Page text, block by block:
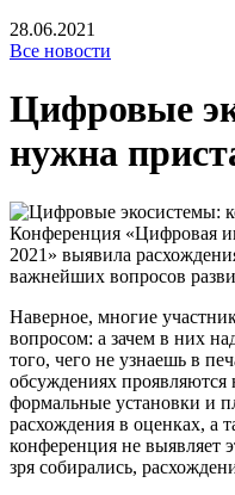
28.06.2021
Все новости
Цифровые
нужна
Конференция «Цифровая
2021» выявила
важнейших вопросов
Наверное, многие
вопросом: а зачем в них
того, чего не узнаешь в
обсуждениях проявляются
формальные установки и
расхождения в оценках, а
конференция не выявляет
зря собирались,